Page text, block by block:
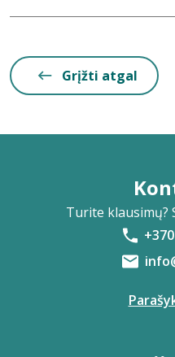
Grįžti atgal
Turite klausimų?